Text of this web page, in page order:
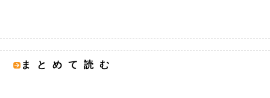
まとめて読む